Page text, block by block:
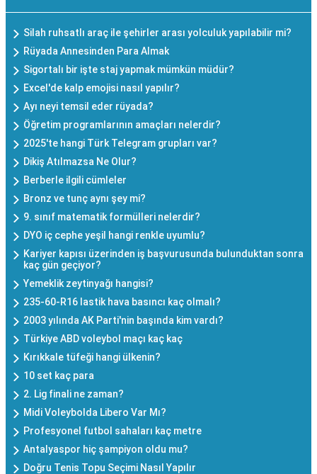
Silah ruhsatlı araç ile şehirler arası yolculuk yapılabilir mi?
Rüyada Annesinden Para Almak
Sigortalı bir işte staj yapmak mümkün müdür?
Excel'de kalp emojisi nasıl yapılır?
Ayı neyi temsil eder rüyada?
Öğretim programlarının amaçları nelerdir?
2025'te hangi Türk Telegram grupları var?
Dikiş Atılmazsa Ne Olur?
Berberle ilgili cümleler
Bronz ve tunç aynı şey mi?
9. sınıf matematik formülleri nelerdir?
DYO iç cephe yeşil hangi renkle uyumlu?
Kariyer kapısı üzerinden iş başvurusunda bulunduktan sonra
kaç gün geçiyor?
Yemeklik zeytinyağı hangisi?
235-60-R16 lastik hava basıncı kaç olmalı?
2003 yılında AK Parti'nin başında kim vardı?
Türkiye ABD voleybol maçı kaç kaç
Kırıkkale tüfeği hangi ülkenin?
10 set kaç para
2. Lig finali ne zaman?
Midi Voleybolda Libero Var Mı?
Profesyonel futbol sahaları kaç metre
Antalyaspor hiç şampiyon oldu mu?
Doğru Tenis Topu Seçimi Nasıl Yapılır